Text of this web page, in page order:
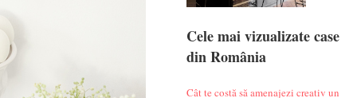
Cele mai vizualizate case
din România
Cât te costă să amenajezi creativ un